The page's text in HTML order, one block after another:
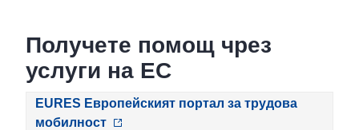
Получете помощ чрез
услуги на ЕС
EURES Европейският портал за трудова
мобилност